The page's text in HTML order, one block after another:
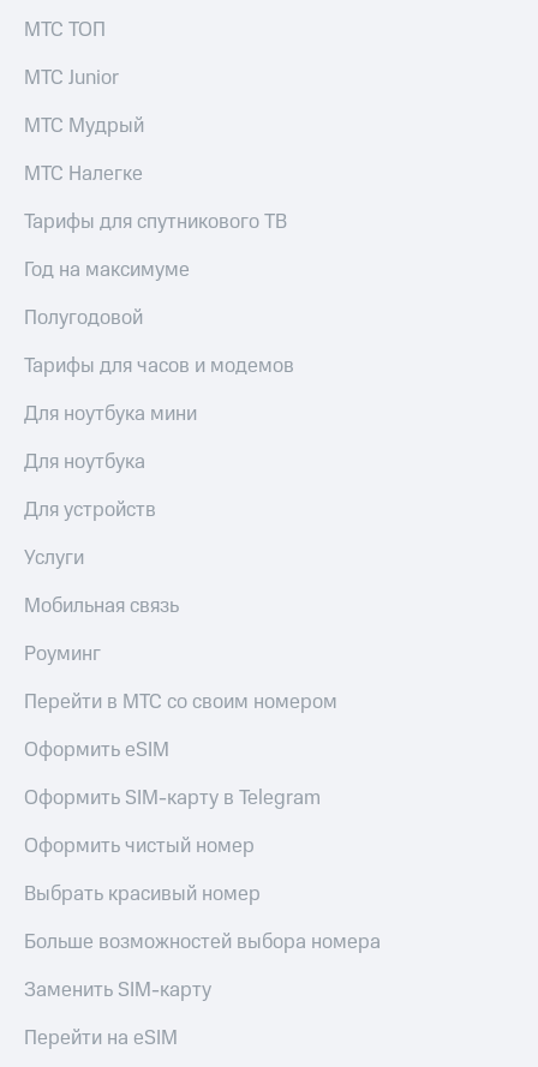
МТС ТОП
МТС Junior
МТС Мудрый
МТС Налегке
Тарифы для спутникового ТВ
Год на максимуме
Полугодовой
Тарифы для часов и модемов
Для ноутбука мини
Для ноутбука
Для устройств
Услуги
Мобильная связь
Роуминг
Перейти в МТС со своим номером
Оформить eSIM
Оформить SIM-карту в Telegram
Оформить чистый номер
Выбрать красивый номер
Больше возможностей выбора номера
Заменить SIM-карту
Перейти на eSIM